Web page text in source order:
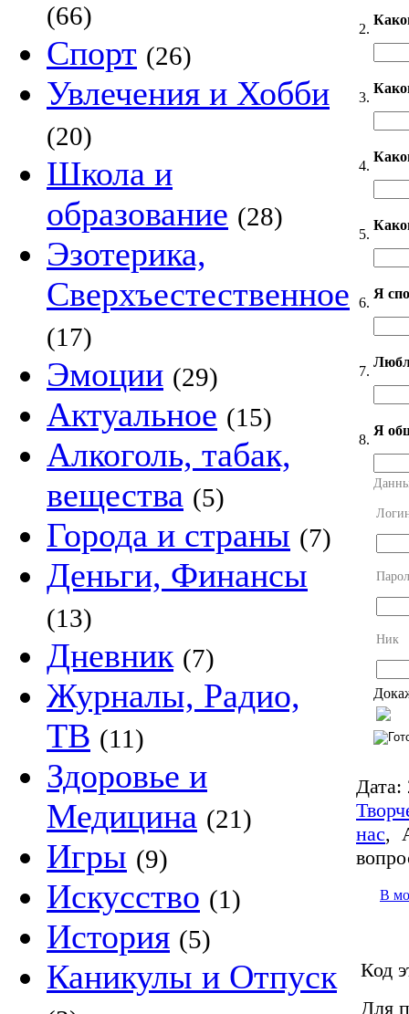
(66)
Спорт (26)
Увлечения и Хобби
(20)
Школа и
образование (28)
Эзотерика,
Сверхъестественное
(17)
Эмоции (29)
Актуальное (15)
Алкоголь, табак,
вещества (5)
Города и страны (7)
Деньги, Финансы
(13)
Дневник (7)
Журналы, Радио,
ТВ (11)
Здоровье и
Медицина (21)
Игры (9)
Искусство (1)
История (5)
Каникулы и Отпуск
2.
3.
4.
5.
6.
Я
7.
8.
Я
Ник
Дата:
нас,
В
Код
Для